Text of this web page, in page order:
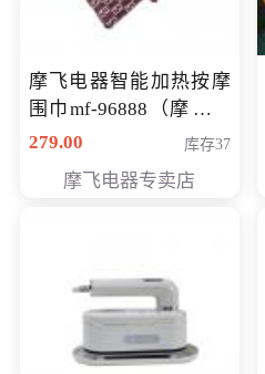
摩飞电器智能加热按摩
围巾mf-96888（摩飞电
器智能加热按摩围脖mf-
279.00 库存37
摩飞电器专卖店